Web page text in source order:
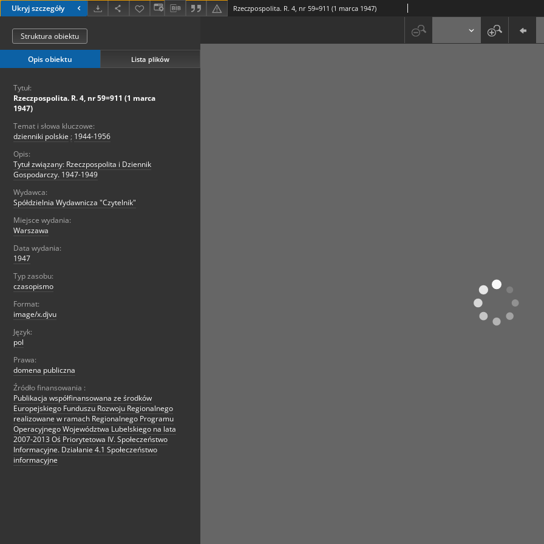
Ukryj szczegóły Rzeczpospolita. R. 4, nr 59=911 (1 marca 1947)
Struktura obiektu
Opis obiektu Lista plików
Tytuł:
Rzeczpospolita. R. 4, nr 59=911 (1 marca
1947)
Temat i słowa kluczowe:
dzienniki polskie ; 1944-1956
Opis:
Tytuł związany: Rzeczpospolita i Dziennik
Gospodarczy. 1947-1949
Wydawca:
Spółdzielnia Wydawnicza "Czytelnik"
Miejsce wydania:
Warszawa
Data wydania:
1947
Typ zasobu:
czasopismo
Format:
image/x.djvu
Język:
pol
Prawa:
domena publiczna
Źródło finansowania :
Publikacja współfinansowana ze środków
Europejskiego Funduszu Rozwoju Regionalnego
realizowane w ramach Regionalnego Programu
Operacyjnego Województwa Lubelskiego na lata
2007-2013 Oś Priorytetowa IV. Społeczeństwo
Informacyjne. Działanie 4.1 Społeczeństwo
informacyjne